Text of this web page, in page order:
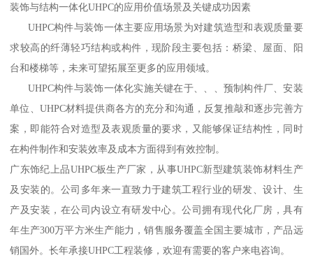
装饰与结构一体化UHPC的应用价值场景及关键成功因素
UHPC构件与装饰一体主要应用场景为对建筑造型和表观质量要
求较高的纤薄轻巧结构或构件，现阶段主要包括：桥梁、屋面、阳
台和楼梯等，未来可望拓展至更多的应用领域。
UHPC构件与装饰一体化实施关键在于、、、预制构件厂、安装
单位、UHPC材料提供商各方的充分和沟通，反复推敲和逐步完善方
案，即能符合对造型及表观质量的要求，又能够保证结构性，同时
在构件制作和安装效率及成本方面得到有效控制。
广东饰纪上品UHPC板生产厂家，从事UHPC新型建筑装饰材料生产
及安装的。公司多年来一直致力于建筑工程行业的研发、设计、生
产及安装，在公司内设立有研发中心。公司拥有现代化厂房，具有
年生产300万平方米生产能力，销售服务覆盖全国主要城市，产品远
销国外。长年承接UHPC工程装修，欢迎有需要的客户来电咨询。